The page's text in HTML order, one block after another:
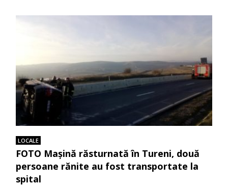
LOCALE
FOTO Mașină răsturnată în Tureni, două
persoane rănite au fost transportate la
spital